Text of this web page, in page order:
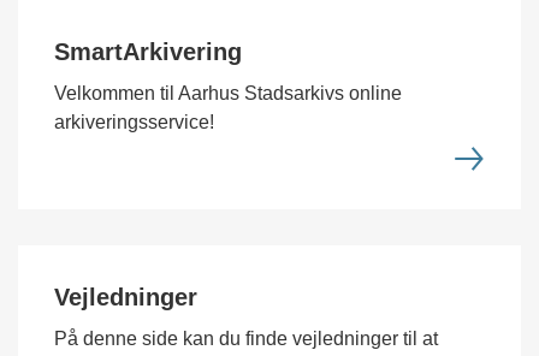
SmartArkivering
Velkommen til Aarhus Stadsarkivs online
arkiveringsservice!
Vejledninger
På denne side kan du finde vejledninger til at